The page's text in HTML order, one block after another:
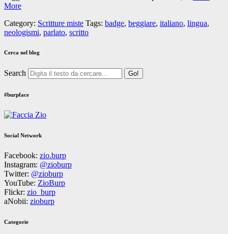
More
Category: Scritture miste Tags: badge, beggiare, italiano, lingua,
neologismi, parlato, scritto
Cerca nel blog
Search
#burpface
Social Network
Facebook: zio.burp
Instagram: @zioburp
Twitter: @zioburp
YouTube: ZioBurp
Flickr: zio_burp
aNobii: zioburp
Categorie